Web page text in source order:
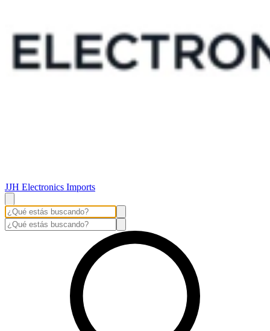
JJH Electronics Imports